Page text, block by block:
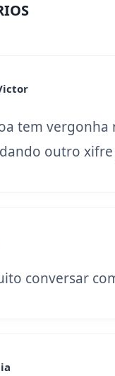
tem
outro
conversar